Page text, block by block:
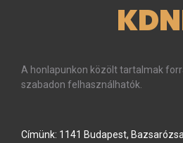
A honlapunkon közölt tartalmak
szabadon felhasználhatók.
Címünk: 1141 Budapest,